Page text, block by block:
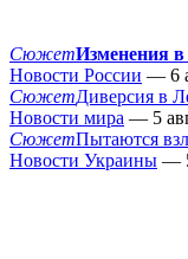
СюжетИзменения
Новости России — 6
СюжетДиверсия в
Новости мира — 5
СюжетПытаются
Новости Украины —